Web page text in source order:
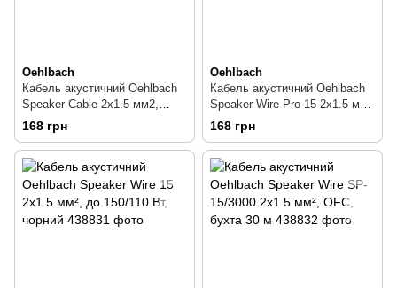
Oehlbach
Кабель акустичний Oehlbach
Speaker Cable 2х1.5 мм2,
прозорий
168 грн
Oehlbach
Кабель акустичний Oehlbach
Speaker Wire Pro-15 2х1.5 мм²,
до 110 Вт, OFC, прозорий
168 грн